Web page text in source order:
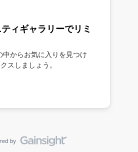
ィギャラリーでリミ
中からお気に入りを見つけ
スしましょう。